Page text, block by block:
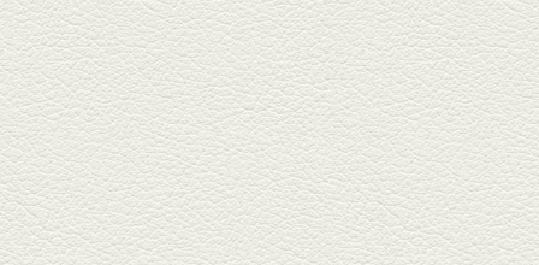
健軍自衛隊通り『焼鳥 菖蒲谷』
で最高級の焼鳥を味わう。『銀
しろ...
2026年2月20日放送
1000円で飲めますｾｯﾄ＆
至福のﾊﾑｶﾂ など
東区の健軍電停のそば『居酒屋
食堂いしばしさん家』は、賑や
かでお...